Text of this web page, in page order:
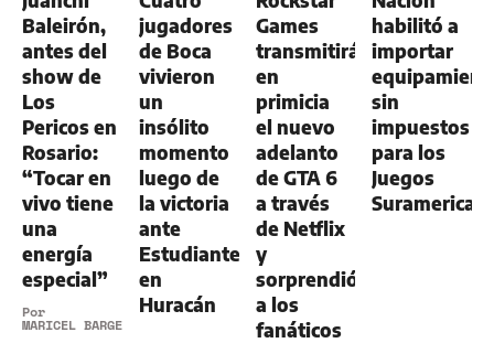
Baleirón,
antes del
show de
Los
Pericos en
Rosario:
“Tocar en
vivo tiene
una
energía
especial”
Por
MARICEL BARGERI
jugadores
de Boca
vivieron
un
insólito
momento
luego de
la victoria
ante
Estudiantes
en
Huracán
Games
transmitirá
en
primicia
el nuevo
adelanto
de GTA 6
a través
de Netflix
y
sorprendió
a los
fanáticos
habilitó a
importar
sin
impuestos
para los
Juegos